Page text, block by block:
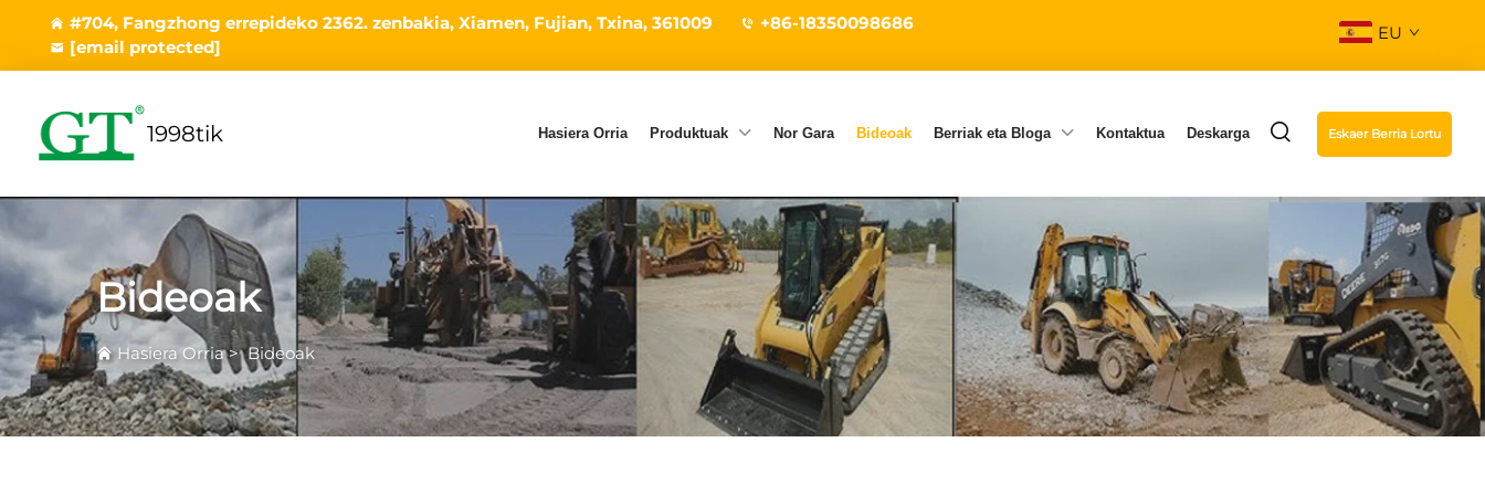
#704, Fangzhong errepideko 2362. zenbakia, Xiamen, Fujian, Txina, 361009
+86-18350098686
[email protected]
EU
1998tik Hasiera Orria Produktuak Nor Gara Bideoak Berriak eta Bloga Kontaktua Deskarga Eskaer Berria Lortu
Bideoak
Hasiera Orria>Bideoak